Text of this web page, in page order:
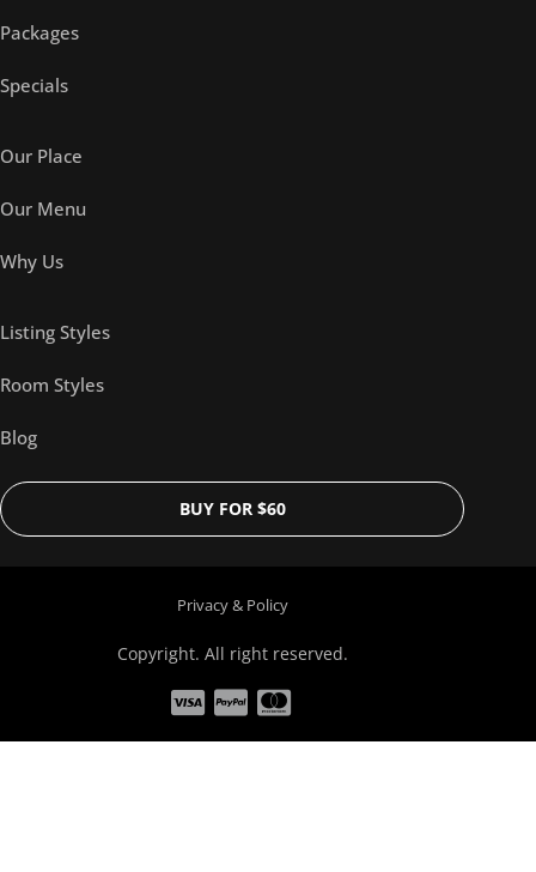
Packages
Specials
Our Place
Our Menu
Why Us
Listing Styles
Room Styles
Blog
BUY FOR $60
Privacy & Policy
Copyright. All right reserved.